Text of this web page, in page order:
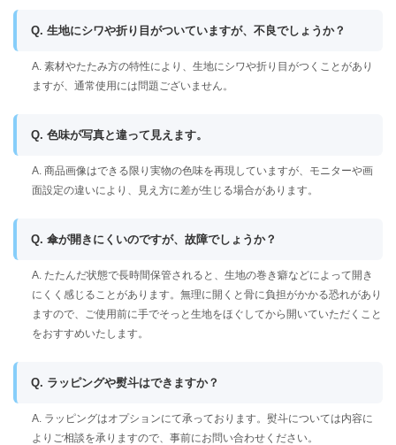
Q. 生地にシワや折り目がついていますが、不良でしょうか？
A. 素材やたたみ方の特性により、生地にシワや折り目がつくことがあり
ますが、通常使用には問題ございません。
Q. 色味が写真と違って見えます。
A. 商品画像はできる限り実物の色味を再現していますが、モニターや画
面設定の違いにより、見え方に差が生じる場合があります。
Q. 傘が開きにくいのですが、故障でしょうか？
A. たたんだ状態で長時間保管されると、生地の巻き癖などによって開き
にくく感じることがあります。無理に開くと骨に負担がかかる恐れがあり
ますので、ご使用前に手でそっと生地をほぐしてから開いていただくこと
をおすすめいたします。
Q. ラッピングや熨斗はできますか？
A. ラッピングはオプションにて承っております。熨斗については内容に
よりご相談を承りますので、事前にお問い合わせください。